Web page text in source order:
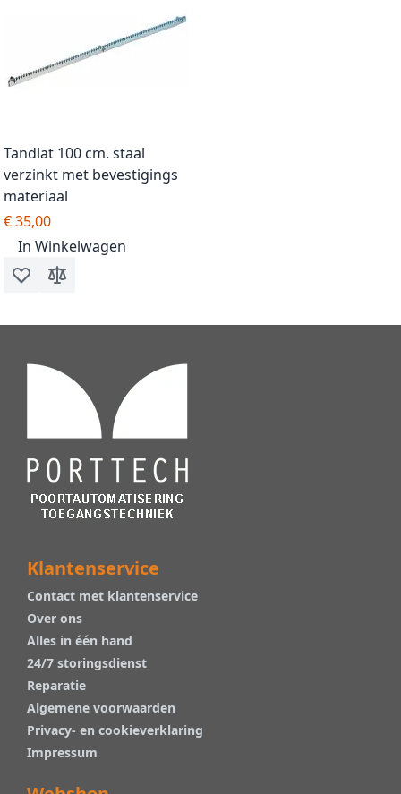
Tandlat 100 cm. staal
verzinkt met bevestigings
materiaal
€ 35,00
In Winkelwagen
Voeg toe aan verlanglijst
Toevoegen om te vergelijken
Klantenservice
Contact met klantenservice
Over ons
Alles in één hand
24/7 storingsdienst
Reparatie
Algemene voorwaarden
Privacy- en cookieverklaring
Impressum